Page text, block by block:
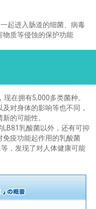
起进入肠道的细菌、病毒
物质等侵蚀的保护功能
在拥有5,000多类菌种。
对身体的影响等也不同，
的可能性。
乳酸菌以外，还有可抑
免疫功能起作用的乳酸菌
，发现了对人体健康可能